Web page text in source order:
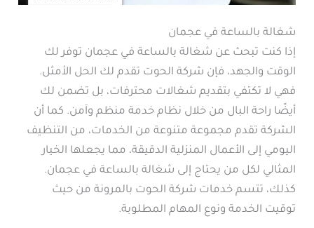
شغالة بالساعة في عجمان
إذا كنت تبحث عن شغالة بالساعة في عجمان توفر لك
الوقت والجهد، فإن شركة الحوت تقدم لك الحل الأمثل.
فهي لا تكتفي بتقديم شغالات محترفات، بل تضمن لك
أيضًا راحة البال من خلال نظام خدمة منظم وآمن. كما أن
الشركة تقدم مجموعة متنوعة من الخدمات، من التنظيف
اليومي إلى الأعمال المنزلية الدقيقة، مما يجعلها الخيار
المثالي لكل من يحتاج إلى شغالة بالساعة في عجمان.
كذلك، تتسم خدمات شركة الحوت بالمرونة من حيث
توقيت الخدمة ونوع المهام المطلوبة.